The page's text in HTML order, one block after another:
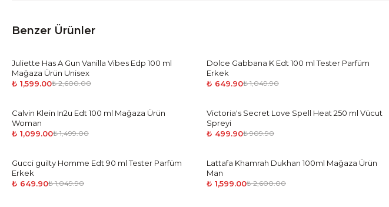
Benzer Ürünler
-39%
Juliette Has A Gun Vanilla Vibes Edp 100 ml
Mağaza Ürün Unisex
₺ 1,599.00₺ 2,600.00
-38%
Dolce Gabbana K Edt 100 ml Tester Parfüm
Erkek
₺ 649.90₺ 1,049.90
-27%
Calvin Klein In2u Edt 100 ml Mağaza Ürün
Woman
₺ 1,099.00₺ 1,499.00
-45%
Victoria's Secret Love Spell Heat 250 ml Vücut
Spreyi
₺ 499.90₺ 909.90
-38 %
Gucci guilty Homme Edt 90 ml Tester Parfüm
Erkek
₺ 649.90₺ 1,049.90
-39%
Lattafa Khamrah Dukhan 100ml Mağaza Ürün
Man
₺ 1,599.00₺ 2,600.00